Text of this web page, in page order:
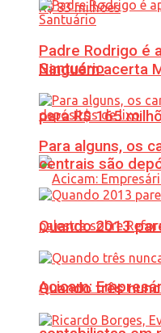
Ninguém acerta
para R$ 165
Acicam:
Padre Rodrigo é
Santuário
Para alguns, os
centrais são
Quando 2013
Quando três